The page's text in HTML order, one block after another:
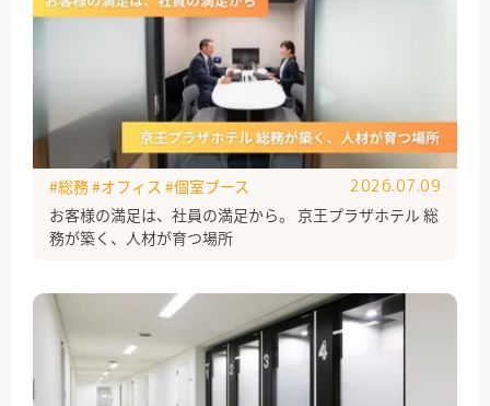
お客様の満足は、社員の満足から。 京王プラザホテル 総
務が築く、人材が育つ場所
#総務#オフィス #個室ブース 2026.07.09